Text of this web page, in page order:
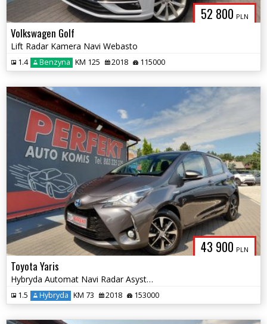
52 800 PLN
Volkswagen Golf
Lift Radar Kamera Navi Webasto
1.4 Benzyna KM 125 2018 115000
43 900 PLN
Toyota Yaris
Hybryda Automat Navi Radar Asystent
1.5 Hybryda KM 73 2018 153000